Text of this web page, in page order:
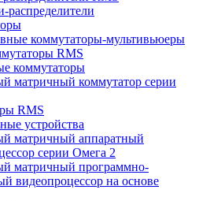
распределители
коммутаторы-мультивьюеры
RMS
коммутаторы
матричный коммутатор серии
RMS
устройства
матричный аппаратный
серии Омега 2
матричный программно-
видеопроцессор на основе